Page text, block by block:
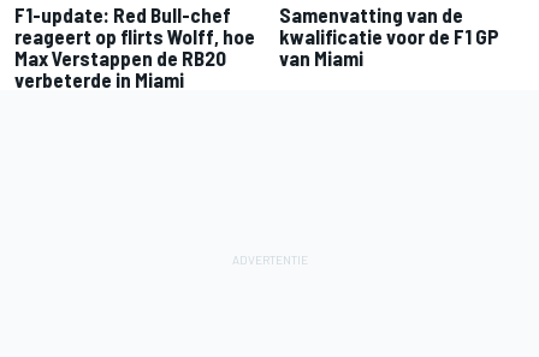
F1-update: Red Bull-chef
reageert op flirts Wolff, hoe
Max Verstappen de RB20
verbeterde in Miami
Samenvatting van de
kwalificatie voor de F1 GP
van Miami